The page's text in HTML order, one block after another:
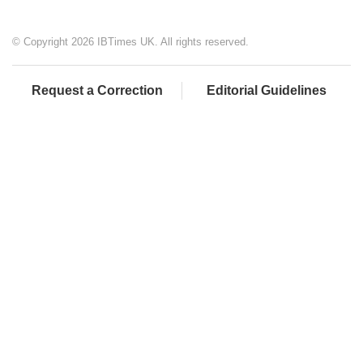
© Copyright 2026 IBTimes UK. All rights reserved.
Request a Correction Editorial Guidelines